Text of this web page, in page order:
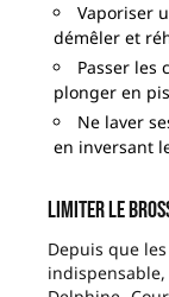
Vaporiser
démêler et
Passer les
plonger en
Ne laver
en inversant
Limiter le
Depuis que